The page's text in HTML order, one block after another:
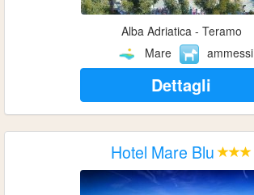
Alba Adriatica - Teramo
Mare
ammessi
Dettagli
Hotel Mare Blu